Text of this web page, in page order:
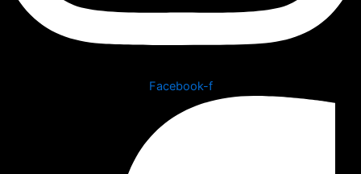
Facebook-f